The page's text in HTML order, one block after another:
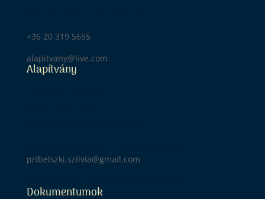
+36 20 319 5655
alapitvany@live.com
Alapítvány
pribelszki.szilvia@gmail.com
Dokumentumok